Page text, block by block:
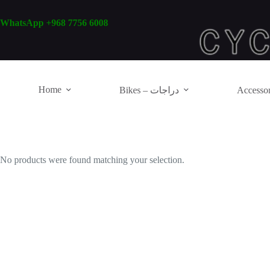
content
WhatsApp +968 7756 6008
Home Bikes – دراجات
No products were found matching your selection.